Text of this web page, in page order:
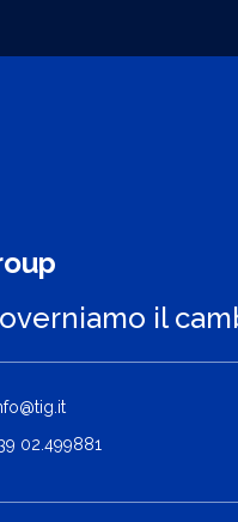
il
02.499881